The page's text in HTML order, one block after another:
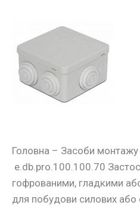
Головна – Засоби
e.db.pro.100.100.70
гофрованими, гладкими
для побудови силових або
коробка
e.db.pro.100.100.70